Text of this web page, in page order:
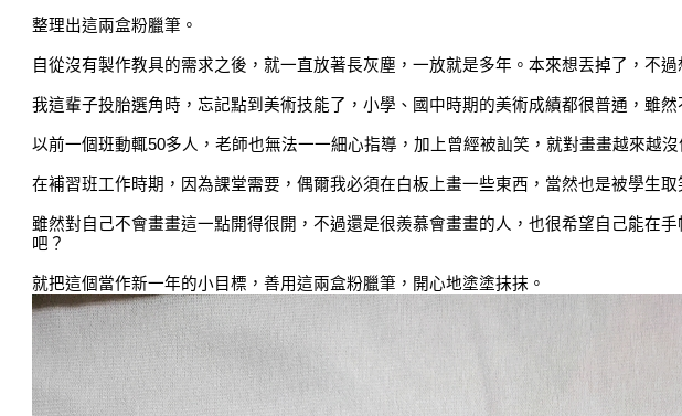
整理出這兩盒粉臘筆。
自從沒有製作教具的需求之後，就一直放著長灰塵，一放就是多年。本來想丟掉了，不
我這輩子投胎選角時，忘記點到美術技能了，小學、國中時期的美術成績都很普通，雖
以前一個班動輒50多人，老師也無法一一細心指導，加上曾經被訕笑，就對畫畫越來越沒
在補習班工作時期，因為課堂需要，偶爾我必須在白板上畫一些東西，當然也是被學生
雖然對自己不會畫畫這一點開得很開，不過還是很羨慕會畫畫的人，也很希望自己能在
吧？
就把這個當作新一年的小目標，善用這兩盒粉臘筆，開心地塗塗抹抹。